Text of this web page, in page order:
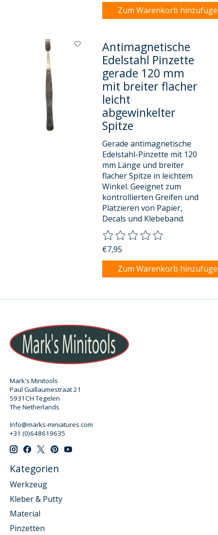
Zum Warenkorb
Antimagnetische
Edelstahl Pinzette
gerade 120 mm
mit breiter flacher
leicht
abgewinkelter
Spitze
Gerade antimagnetische
Edelstahl-Pinzette mit 120
mm Länge und breiter
flacher Spitze in leichtem
Winkel. Geeignet zum
kontrollierten Greifen und
Platzieren von Papier,
Decals und Klebeband.
Die Bewertung dieses
€7,95
Zum Warenkorb
Mark's Minitools
Paul Guillaumestraat 21
5931CH Tegelen
The Netherlands
Info@marks-miniatures.com
+31 (0)648619635
Kategorien
Werkzeug
Kleber & Putty
Material
Pinzetten